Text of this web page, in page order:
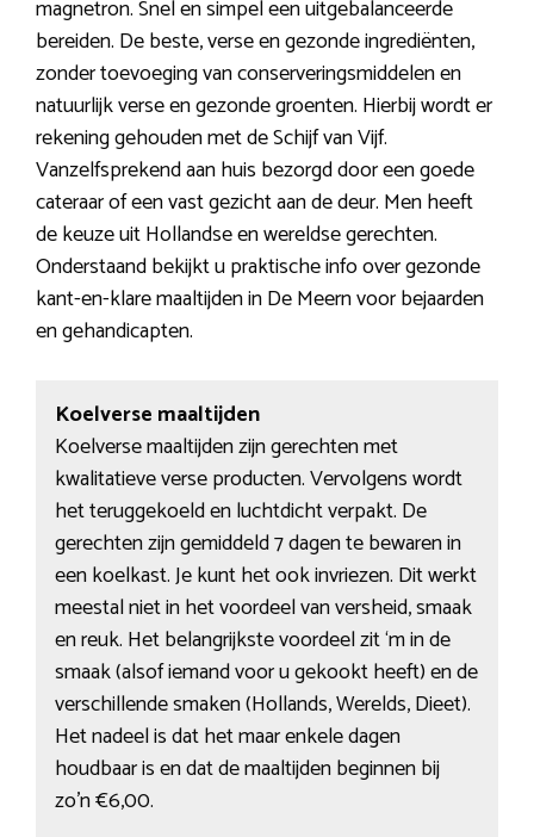
magnetron. Snel en simpel een uitgebalanceerde
bereiden. De beste, verse en gezonde ingrediënten,
zonder toevoeging van conserveringsmiddelen en
natuurlijk verse en gezonde groenten. Hierbij wordt er
rekening gehouden met de Schijf van Vijf.
Vanzelfsprekend aan huis bezorgd door een goede
cateraar of een vast gezicht aan de deur. Men heeft
de keuze uit Hollandse en wereldse gerechten.
Onderstaand bekijkt u praktische info over gezonde
kant-en-klare maaltijden in De Meern voor bejaarden
en gehandicapten.
Koelverse maaltijden
Koelverse maaltijden zijn gerechten met
kwalitatieve verse producten. Vervolgens wordt
het teruggekoeld en luchtdicht verpakt. De
gerechten zijn gemiddeld 7 dagen te bewaren in
een koelkast. Je kunt het ook invriezen. Dit werkt
meestal niet in het voordeel van versheid, smaak
en reuk. Het belangrijkste voordeel zit ‘m in de
smaak (alsof iemand voor u gekookt heeft) en de
verschillende smaken (Hollands, Werelds, Dieet).
Het nadeel is dat het maar enkele dagen
houdbaar is en dat de maaltijden beginnen bij
zo’n €6,00.